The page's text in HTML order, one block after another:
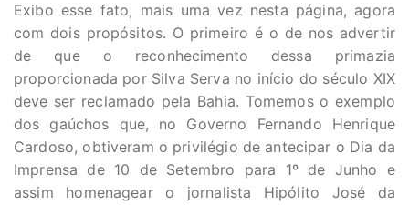
Exibo esse fato, mais uma vez nesta página, agora
com dois propósitos. O primeiro é o de nos advertir
de que o reconhecimento dessa primazia
proporcionada por Silva Serva no início do século XIX
deve ser reclamado pela Bahia. Tomemos o exemplo
dos gaúchos que, no Governo Fernando Henrique
Cardoso, obtiveram o privilégio de antecipar o Dia da
Imprensa de 10 de Setembro para 1º de Junho e
assim homenagear o jornalista Hipólito José da